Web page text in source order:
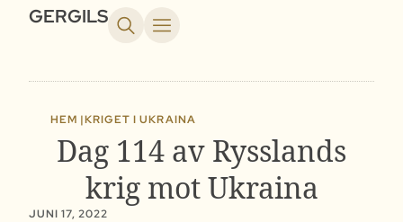
GERGILS
HEM |KRIGET I UKRAINA
Dag 114 av Rysslands
krig mot Ukraina
JUNI 17, 2022